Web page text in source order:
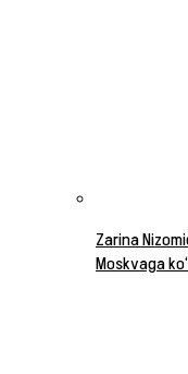
Zarina
Moskvaga